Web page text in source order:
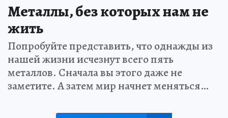
Металлы, без которых нам не
жить
Попробуйте представить, что однажды из
нашей жизни исчезнут всего пять
металлов. Сначала вы этого даже не
заметите. А затем мир начнет меняться…